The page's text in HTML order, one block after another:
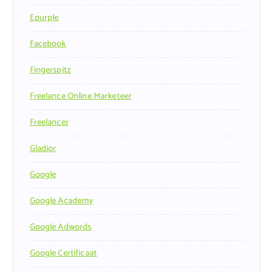
Epurple
Facebook
Fingerspitz
Freelance Online Marketeer
Freelancer
Gladior
Google
Google Academy
Google Adwords
Google Certificaat